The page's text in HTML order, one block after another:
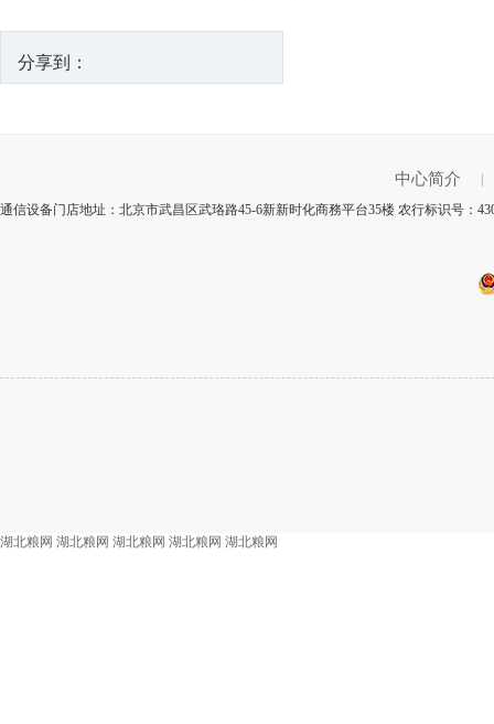
分享到：
中心简介
通信设备门店地址：北京市武昌区武珞路45-6新新时化商務平台35楼 农行标识号：
湖北粮网 湖北粮网 湖北粮网 湖北粮网 湖北粮网